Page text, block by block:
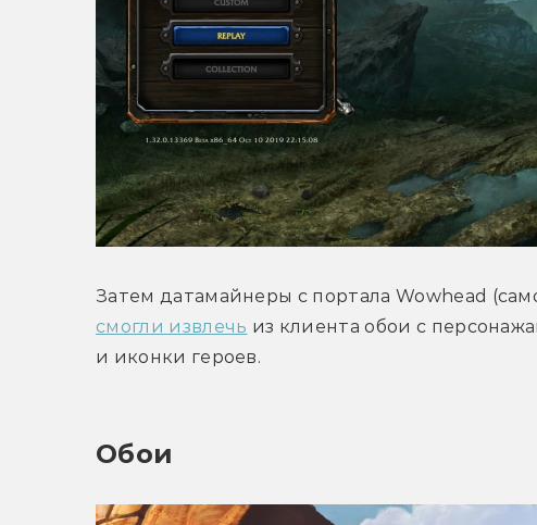
смогли извлечь из клиента обои с
и иконки героев.
Обои